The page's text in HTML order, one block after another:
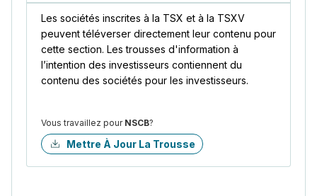
Les sociétés inscrites à la TSX et à la TSXV
peuvent téléverser directement leur contenu pour
cette section. Les trousses d'information à
l’intention des investisseurs contiennent du
contenu des sociétés pour les investisseurs.
Vous travaillez pour NSCB?
Mettre À Jour La Trousse